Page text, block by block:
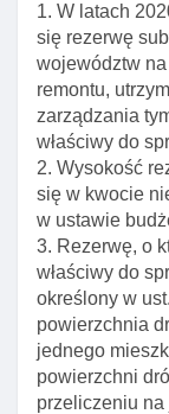
1. W latach
się rezerwę
województw
remontu,
zarządzania
właściwy do
2. Wysokość
się w kwocie
w ustawie
3. Rezerwę, o
właściwy do
określony w
powierzchnia
jednego
powierzchni
przeliczeniu
Rozdziału 6.
subwencji
dochodowego
dochodowego
jednostek
Art. 39.
dla nowych
wpłaty
Art. 40. Nowy
wpłat oraz
dochodowego
Art. 41.
udziału we
osób